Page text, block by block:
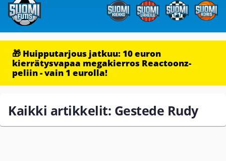
🎁 Huipputarjous jatkuu: 10 euron
kierrätysvapaa megakierros Reactoonz-
peliin - vain 1 eurolla!
Kaikki artikkelit: Gestede Rudy